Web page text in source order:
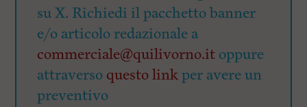
su X. Richiedi il pacchetto banner
e/o articolo redazionale a
commerciale@quilivorno.it oppure
attraverso questo linkper avere un
preventivo